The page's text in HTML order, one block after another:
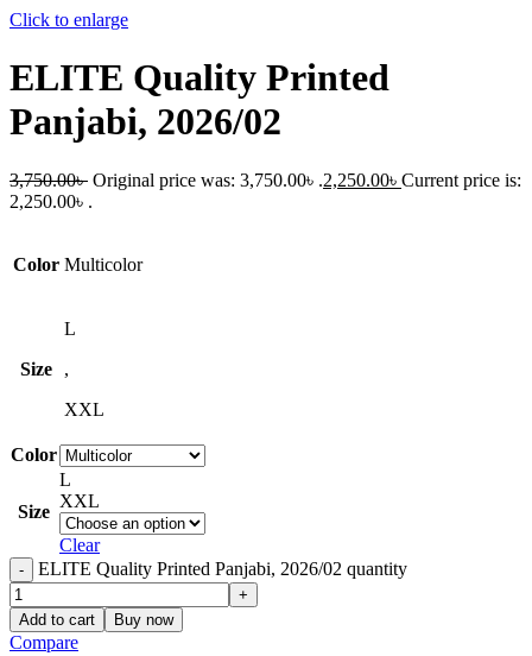
Click to enlarge
ELITE Quality Printed
Panjabi, 2026/02
3,750.00৳ Original price was: 3,750.00৳ .2,250.00৳ Current price is:
2,250.00৳ .
Color Multicolor
Size
L
,
XXL
Color
Size
L
XXL
Clear
ELITE Quality Printed Panjabi, 2026/02 quantity
Add to cart Buy now
Compare